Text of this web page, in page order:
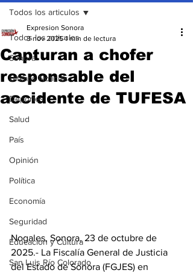
Todos los articulos
Sonora
Ultimas Noticias
Deportes
Salud
País
Opinión
Política
Economía
Seguridad
Educación y Cultura
San Luis Río Colorado
Todos los articulos
Capturan a chofer
responsable del
accidente de TUFESA
Expresion Sonora
3 nov 2025 1 min de lectura
Nogales, Sonora, 23 de octubre de
2025.- La Fiscalía General de Justicia
del Estado de Sonora (FGJES) en